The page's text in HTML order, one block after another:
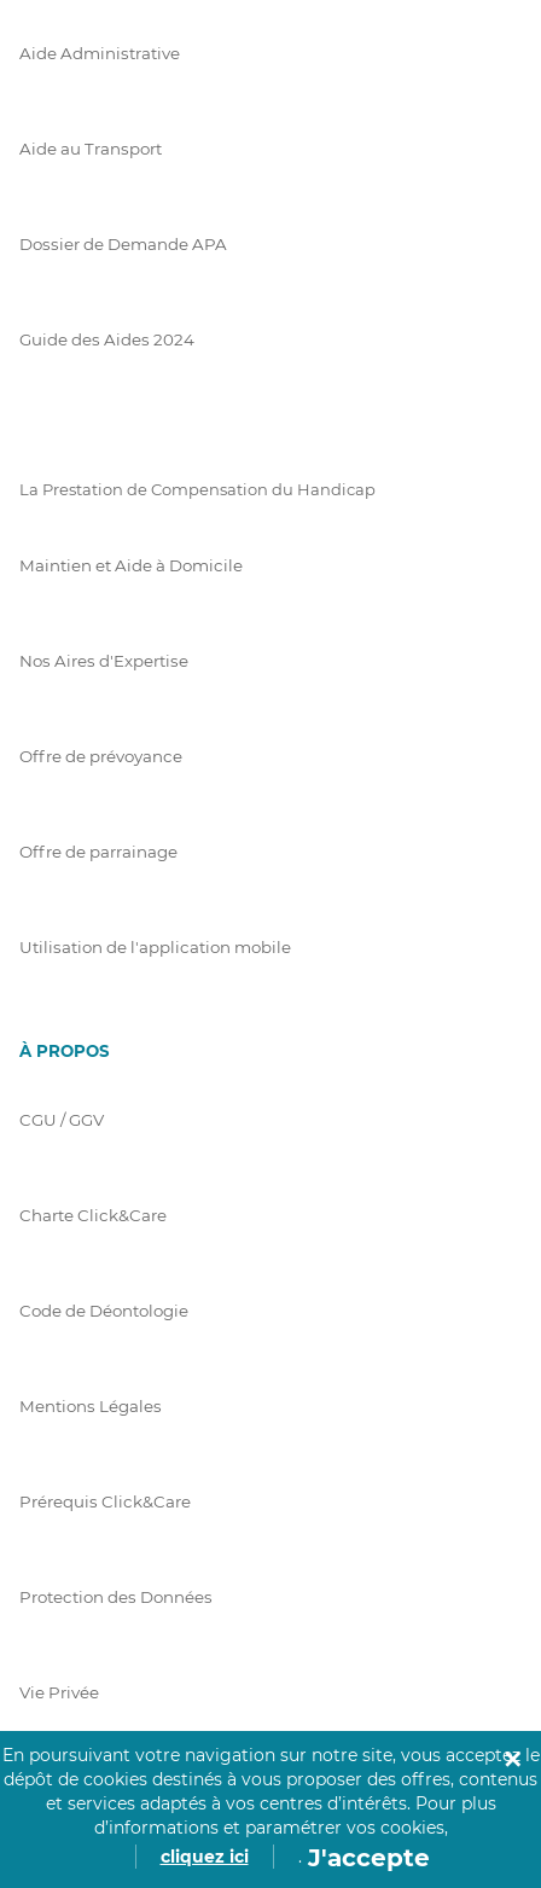
Aide Administrative
Aide au Transport
Dossier de Demande APA
Guide des Aides 2024
La Prestation de Compensation du Handicap
Maintien et Aide à Domicile
Nos Aires d'Expertise
Offre de prévoyance
Offre de parrainage
Utilisation de l'application mobile
À PROPOS
CGU / GGV
Charte Click&Care
Code de Déontologie
Mentions Légales
Prérequis Click&Care
Protection des Données
Vie Privée
PAIEMENT SÉCURISÉ
La collecte de vos informations de carte bancaire est cryptée
et assurée par Mangopay, société dûment agréée auprès de la
En poursuivant votre navigation sur notre site, vous acceptez le
dépôt de cookies destinés à vous proposer des offres, contenus
et services adaptés à vos centres d’intérêts. Pour plus
d’informations et paramétrer vos cookies,
cliquez ici
. J'accepte
✕